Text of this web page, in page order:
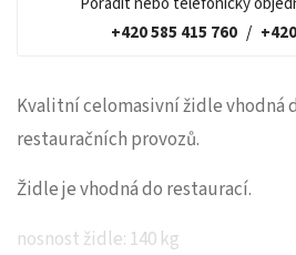
+420 585 415 760 /
Kvalitní celomasivní židle vhodná
restauračních provozů.
Židle je vhodná do restaurací.
nosnost židle: 140 kg